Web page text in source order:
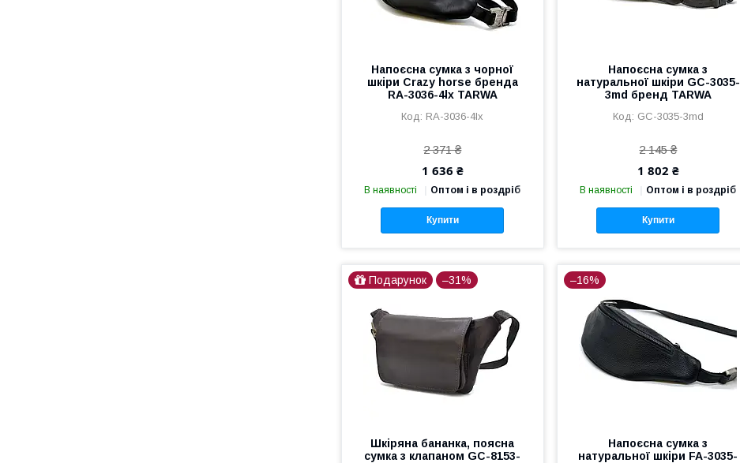
Напоєсна сумка з чорної
шкіри Crazy horse бренда
RA-3036-4lx TARWA
RA-3036-4lx
2 371 ₴
1 636 ₴
В наявності Оптом і в роздріб
Купити
Напоєсна сумка з
натуральної шкіри GC-3035-
3md бренд TARWA
GC-3035-3md
2 145 ₴
1 802 ₴
В наявності Оптом і в роздріб
Купити
Подарунок –31%
Шкіряна бананка, поясна
сумка з клапаном GC-8153-
–16%
Напоєсна сумка з
натуральної шкіри FA-3035-